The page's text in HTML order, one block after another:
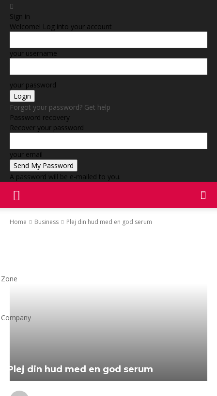
Sign in
Welcome! Log into your account
your username
your password
Forgot your password? Get help
Password recovery
Recover your password
your email
A password will be e-mailed to you.
Zone
Company
Home Business Plej din hud med en god serum
Plej din hud med en god serum